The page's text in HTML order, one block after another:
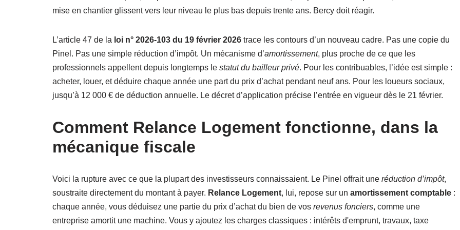
mise en chantier glissent vers leur niveau le plus bas depuis trente ans. Bercy doit réagir.
L’article 47 de la loi n° 2026-103 du 19 février 2026 trace les contours d’un nouveau cadre. Pas une copie du
Pinel. Pas une simple réduction d’impôt. Un mécanisme d’amortissement, plus proche de ce que les
professionnels appellent depuis longtemps le statut du bailleur privé. Pour les contribuables, l’idée est simple :
acheter, louer, et déduire chaque année une part du prix d’achat pendant neuf ans. Pour les loueurs sociaux,
jusqu’à 12 000 € de déduction annuelle. Le décret d’application précise l’entrée en vigueur dès le 21 février.
Comment Relance Logement fonctionne, dans la
mécanique fiscale
Voici la rupture avec ce que la plupart des investisseurs connaissaient. Le Pinel offrait une réduction d’impôt,
soustraite directement du montant à payer. Relance Logement, lui, repose sur un amortissement comptable :
chaque année, vous déduisez une partie du prix d’achat du bien de vos revenus fonciers, comme une
entreprise amortit une machine. Vous y ajoutez les charges classiques : intérêts d'emprunt, travaux, taxe